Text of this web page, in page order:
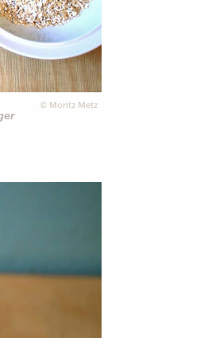
© Moritz Metz